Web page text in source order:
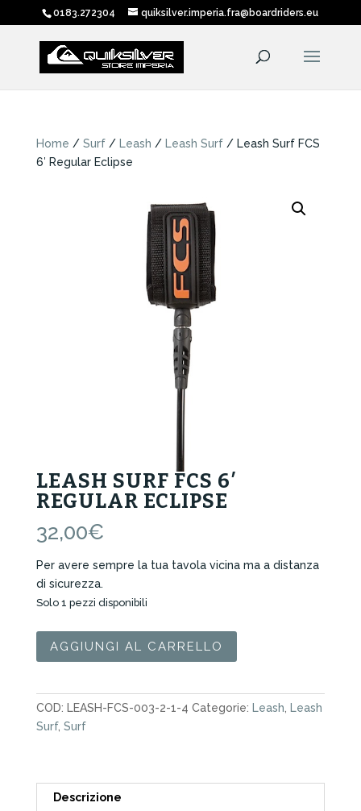
0183.272304 quiksilver.imperia.fra@boardriders.eu
Home / Surf/ Leash / Leash Surf/ Leash Surf FCS
6′ Regular Eclipse
LEASH SURF FCS 6′
REGULAR ECLIPSE
32,00€
Per avere sempre la tua tavola vicina ma a distanza
di sicurezza.
Solo 1 pezzi disponibili
Leash
Surf
6'
Regular
Eclipse
AGGIUNGI AL CARRELLO
COD: LEASH-FCS-003-2-1-4 Categorie: Leash, Leash
Surf, Surf
Descrizione